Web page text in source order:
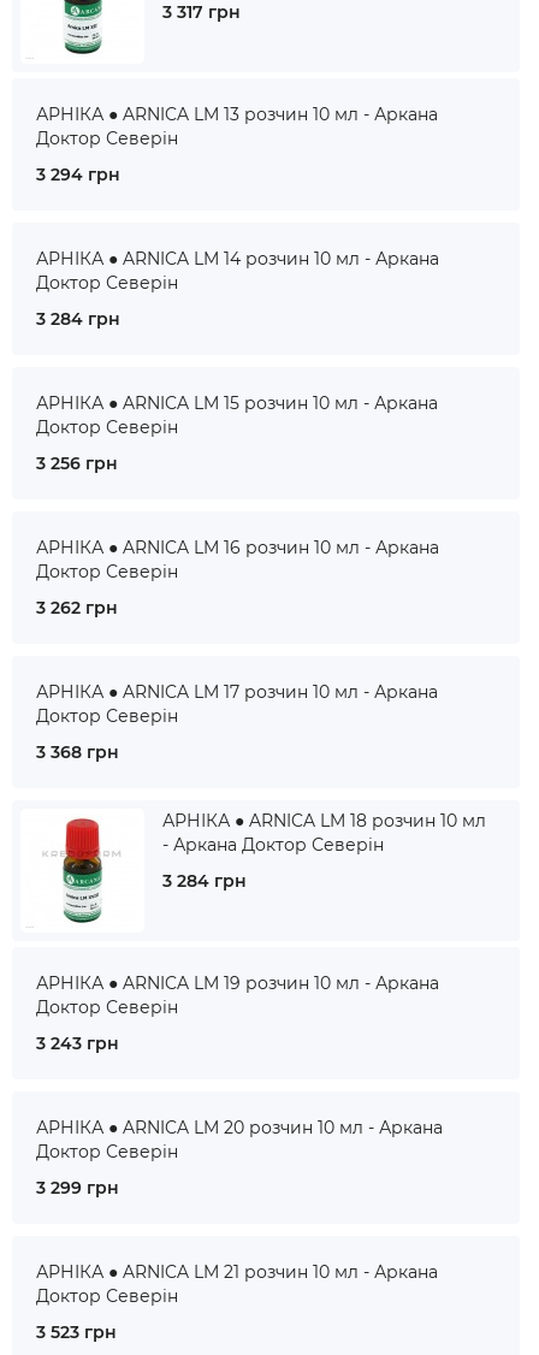
3 317 грн
АРНІКА ● ARNICA LM 13 розчин 10 мл - Аркана
Доктор Северін
3 294 грн
АРНІКА ● ARNICA LM 14 розчин 10 мл - Аркана
Доктор Северін
3 284 грн
АРНІКА ● ARNICA LM 15 розчин 10 мл - Аркана
Доктор Северін
3 256 грн
АРНІКА ● ARNICA LM 16 розчин 10 мл - Аркана
Доктор Северін
3 262 грн
АРНІКА ● ARNICA LM 17 розчин 10 мл - Аркана
Доктор Северін
3 368 грн
АРНІКА ● ARNICA LM 18 розчин 10 мл
- Аркана Доктор Северін
3 284 грн
АРНІКА ● ARNICA LM 19 розчин 10 мл - Аркана
Доктор Северін
3 243 грн
АРНІКА ● ARNICA LM 20 розчин 10 мл - Аркана
Доктор Северін
3 299 грн
АРНІКА ● ARNICA LM 21 розчин 10 мл - Аркана
Доктор Северін
3 523 грн